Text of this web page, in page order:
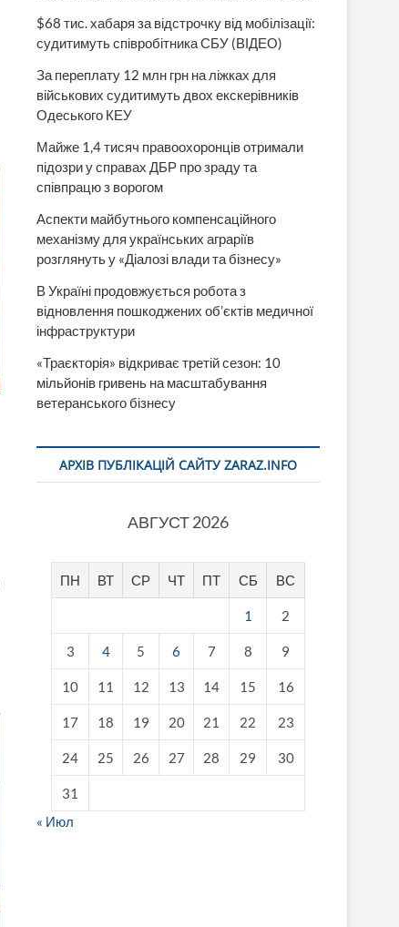
$68 тис. хабаря за відстрочку від мобілізації:
судитимуть співробітника СБУ (ВІДЕО)
За переплату 12 млн грн на ліжках для
військових судитимуть двох екскерівників
Одеського КЕУ
Майже 1,4 тисяч правоохоронців отримали
підозри у справах ДБР про зраду та
співпрацю з ворогом
Аспекти майбутнього компенсаційного
механізму для українських аграріїв
розглянуть у «Діалозі влади та бізнесу»
В Україні продовжується робота з
відновлення пошкоджених об’єктів медичної
інфраструктури
«Траєкторія» відкриває третій сезон: 10
мільйонів гривень на масштабування
ветеранського бізнесу
АРХІВ ПУБЛІКАЦІЙ САЙТУ ZARAZ.INFO
АВГУСТ 2026
ПН ВТ СР ЧТ ПТ СБ ВС
1 2
3 4 5 6 7 8 9
10 11 12 13 14 15 16
17 18 19 20 21 22 23
24 25 26 27 28 29 30
31
« Июл